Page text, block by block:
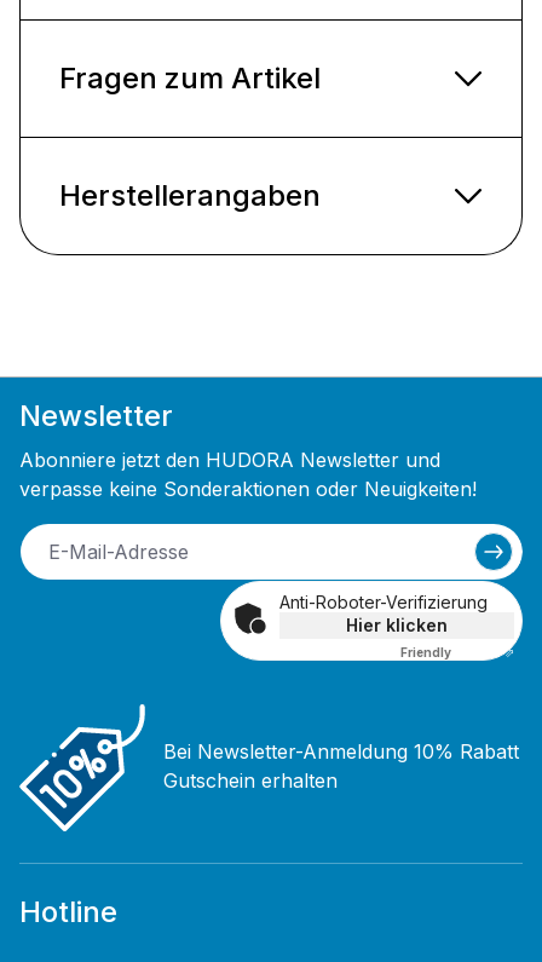
Fragen zum Artikel
Herstellerangaben
Newsletter
Abonniere jetzt den HUDORA Newsletter und
verpasse keine Sonderaktionen oder Neuigkeiten!
Anti-Roboter-Verifizierung
Hier klicken
Friendly Captcha ⇗
Bei Newsletter-Anmeldung 10% Rabatt
Gutschein erhalten
Hotline